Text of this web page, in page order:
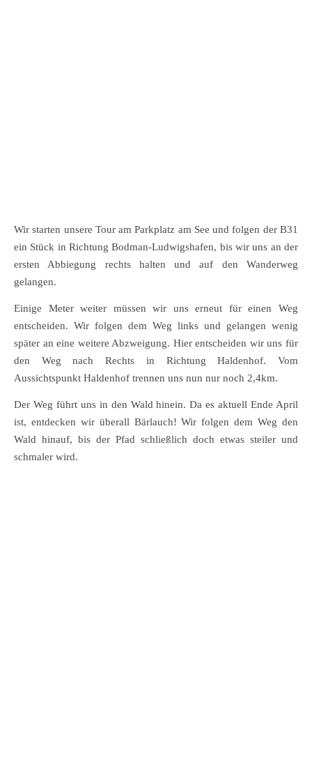
Wir starten unsere Tour am Parkplatz am See und folgen der B31
ein Stück in Richtung Bodman-Ludwigshafen, bis wir uns an der
ersten Abbiegung rechts halten und auf den Wanderweg
gelangen.
Einige Meter weiter müssen wir uns erneut für einen Weg
entscheiden. Wir folgen dem Weg links und gelangen wenig
später an eine weitere Abzweigung. Hier entscheiden wir uns für
den Weg nach Rechts in Richtung Haldenhof. Vom
Aussichtspunkt Haldenhof trennen uns nun nur noch 2,4km.
Der Weg führt uns in den Wald hinein. Da es aktuell Ende April
ist, entdecken wir überall Bärlauch! Wir folgen dem Weg den
Wald hinauf, bis der Pfad schließlich doch etwas steiler und
schmaler wird.